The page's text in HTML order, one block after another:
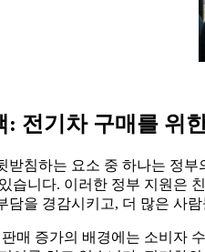
: 전기차 구매를 위
받침하는 요소 중 하나는 정
습니다. 이러한 정부 지원은
담을 경감시키고, 더 많은 사
매 증가의 배경에는 소비자